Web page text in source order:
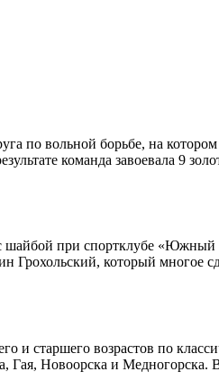
по вольной борьбе, на
команда завоевала 9
с шайбой при спортклубе
Грохольский, который многое
и старшего возрастов по
Новоорска и